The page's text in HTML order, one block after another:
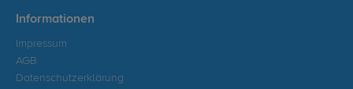
Informationen
Impressum
AGB
Datenschutzerklärung